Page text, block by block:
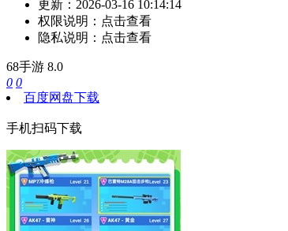
更新： 2026-03-16 10:14:14
权限说明： 点击查看
隐私说明： 点击查看
68手游 8.0
0 0
百度网盘下载
手机扫码下载